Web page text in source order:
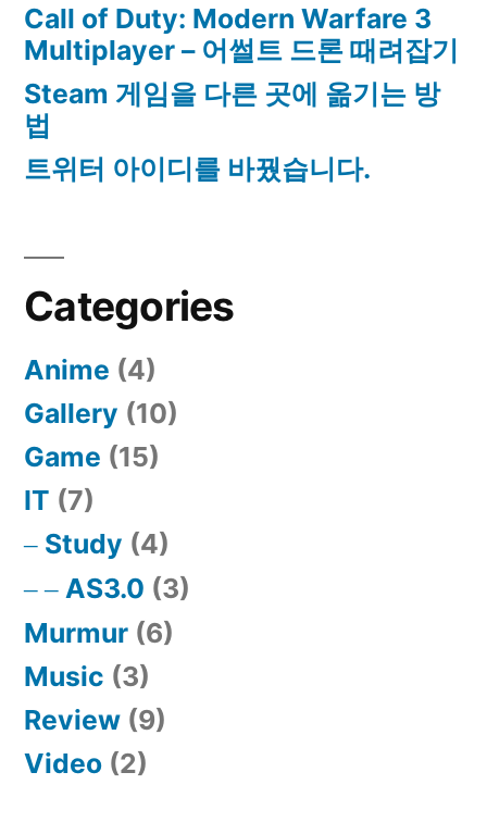
Call of Duty: Modern Warfare 3
Multiplayer – 어썰트 드론 때려잡기
Steam 게임을 다른 곳에 옮기는 방
법
트위터 아이디를 바꿨습니다.
Categories
Anime (4)
Gallery (10)
Game (15)
IT (7)
Study (4)
AS3.0 (3)
Murmur (6)
Music (3)
Review (9)
Video (2)